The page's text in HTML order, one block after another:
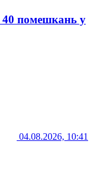
40 помешкань у
04.08.2026, 10:41